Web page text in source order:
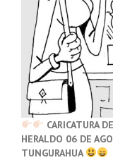
CARICATURA
HERALDO 06 DE
TUNGURAHUA